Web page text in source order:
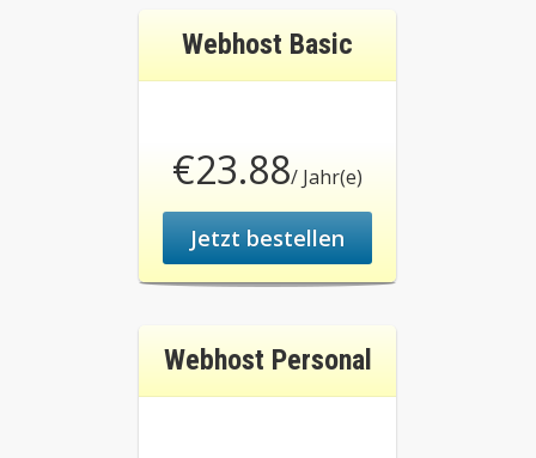
Webhost Basic
€23.88/ Jahr(e)
Jetzt bestellen
Webhost Personal